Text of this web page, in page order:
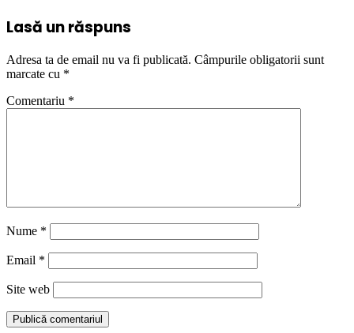
Lasă un răspuns
Adresa ta de email nu va fi publicată. Câmpurile obligatorii sunt
marcate cu *
Comentariu *
Nume *
Email *
Site web